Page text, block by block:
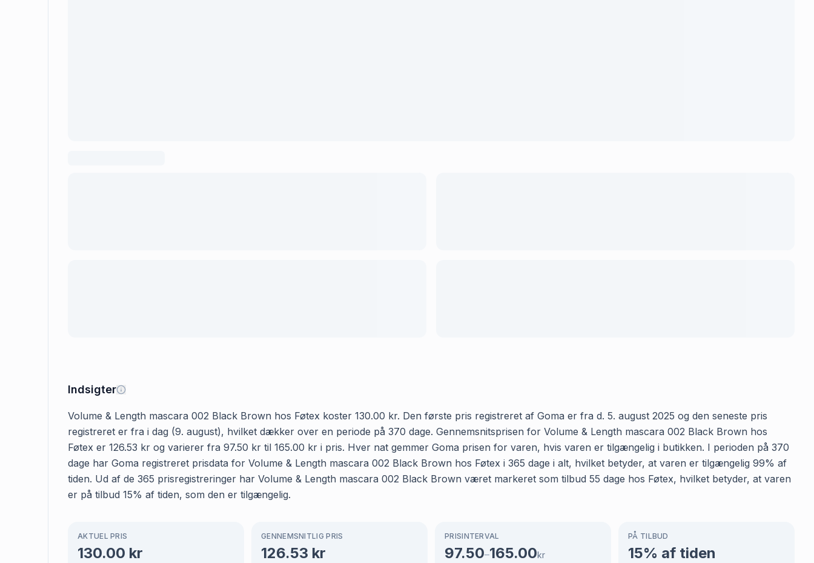
Indsigter
Volume & Length mascara 002 Black Brown hos Føtex koster 130.00 kr. Den første pris registreret af Goma er fra d. 5. august 2025 og den seneste pris
registreret er fra i dag (9. august), hvilket dækker over en periode på 370 dage. Gennemsnitsprisen for Volume & Length mascara 002 Black Brown hos
Føtex er 126.53 kr og varierer fra 97.50 kr til 165.00 kr i pris. Hver nat gemmer Goma prisen for varen, hvis varen er tilgængelig i butikken. I perioden på 370
dage har Goma registreret prisdata for Volume & Length mascara 002 Black Brown hos Føtex i 365 dage i alt, hvilket betyder, at varen er tilgængelig 99% af
tiden. Ud af de 365 prisregistreringer har Volume & Length mascara 002 Black Brown været markeret som tilbud 55 dage hos Føtex, hvilket betyder, at varen
er på tilbud 15% af tiden, som den er tilgængelig.
AKTUEL PRIS
130.00 kr
GENNEMSNITLIG PRIS
126.53 kr
PRISINTERVAL
97.50–165.00kr
PÅ TILBUD
15% af tiden